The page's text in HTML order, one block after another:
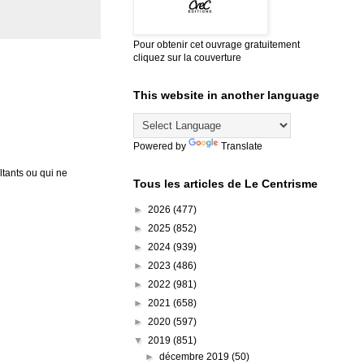
ou qui ne
Pour obtenir cet ouvrage gratuitement
cliquez sur la couverture
This website in another language
Powered by Translate
Tous les articles de Le Centrisme
► 2026 (477)
► 2025 (852)
► 2024 (939)
► 2023 (486)
► 2022 (981)
► 2021 (658)
► 2020 (597)
▼ 2019 (851)
►décembre 2019(50)